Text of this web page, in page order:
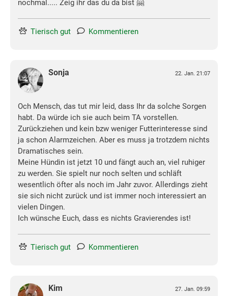
nochmal..... Zeig ihr das du da bist 🤗
Tierisch gut Kommentieren
Sonja 22. Jan. 21:07
Och Mensch, das tut mir leid, dass Ihr da solche Sorgen
habt. Da würde ich sie auch beim TA vorstellen.
Zurückziehen und kein bzw weniger Futterinteresse sind
ja schon Alarmzeichen. Aber es muss ja trotzdem nichts
Dramatisches sein.
Meine Hündin ist jetzt 10 und fängt auch an, viel ruhiger
zu werden. Sie spielt nur noch selten und schläft
wesentlich öfter als noch im Jahr zuvor. Allerdings zieht
sie sich nicht zurück und ist immer noch interessiert an
vielen Dingen.
Ich wünsche Euch, dass es nichts Gravierendes ist!
Tierisch gut Kommentieren
Kim 27. Jan. 09:59